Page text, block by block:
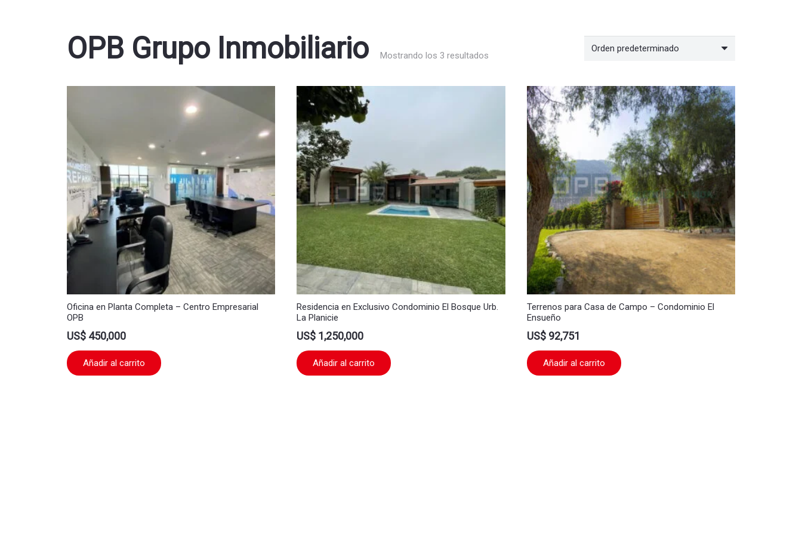
OPB Grupo Inmobiliario Mostrando los 3 resultados
Oficina en Planta Completa – Centro Empresarial
OPB
US$ 450,000
Añadir al carrito
Residencia en Exclusivo Condominio El Bosque Urb.
La Planicie
US$ 1,250,000
Añadir al carrito
Terrenos para Casa de Campo – Condominio El
Ensueño
US$ 92,751
Añadir al carrito